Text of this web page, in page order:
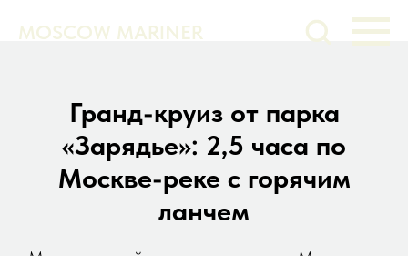
MOSCOW MARINER
Гранд-круиз от парка
«Зарядье»: 2,5 часа по
Москве-реке с горячим
ланчем